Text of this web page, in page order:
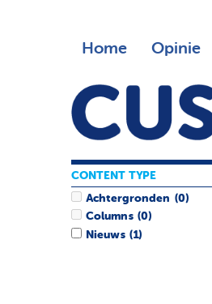
Home Opinie
CONTENT TYPE
Achtergronden (0)
Columns (0)
Nieuws (1)